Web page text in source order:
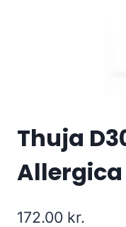
Thuja
Allergica
172.00 kr.